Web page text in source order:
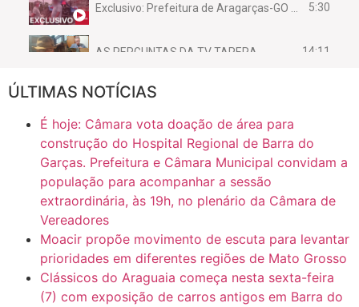
5:30
AS PERGUNTAS DA TV TAPERA 14:11
CASO SAIURY - SEM CORTES
Mini Ginásio de Aragarças- Só a bo$ta 6:31
ÚLTIMAS NOTÍCIAS
É hoje: Câmara vota doação de área para
construção do Hospital Regional de Barra do
Garças. Prefeitura e Câmara Municipal convidam a
população para acompanhar a sessão
extraordinária, às 19h, no plenário da Câmara de
Vereadores
Moacir propõe movimento de escuta para levantar
prioridades em diferentes regiões de Mato Grosso
Clássicos do Araguaia começa nesta sexta-feira
(7) com exposição de carros antigos em Barra do